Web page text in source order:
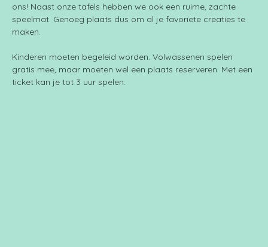
ons! Naast onze tafels hebben we ook een ruime, zachte
speelmat. Genoeg plaats dus om al je favoriete creaties te
maken.
Kinderen moeten begeleid worden. Volwassenen spelen
gratis mee, maar moeten wel een plaats reserveren. Met een
ticket kan je tot 3 uur spelen.